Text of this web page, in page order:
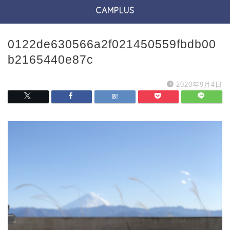
CAMPLUS
0122de630566a2f021450559fbdb00
b2165440e87c
2020年9月4日